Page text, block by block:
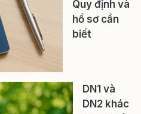
Quy định và
hồ sơ cần
biết
DN1 và
DN2 khác